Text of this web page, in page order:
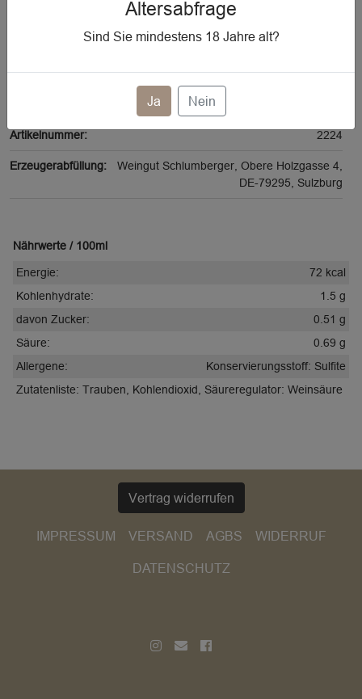
Altersabfrage
Sind Sie mindestens 18Jahre alt?
Ja Nein
Vorhandener Alkoholgehalt:
Qualitätswein
Jahrgang: 2024
Artikelnummer: 2224
Erzeugerabfüllung:
Weingut Schlumberger, Obere Holzgasse 4,
DE-79295, Sulzburg
Nährwerte / 100ml
Energie:
72 kcal
Kohlenhydrate:
1.5 g
davon Zucker:
0.51 g
Säure:
0.69 g
Allergene:
Konservierungsstoff: Sulfite
Zutatenliste: Trauben, Kohlendioxid, Säureregulator: Weinsäure
Vertrag widerrufen
IMPRESSUM VERSAND AGBS WIDERRUF
DATENSCHUTZ